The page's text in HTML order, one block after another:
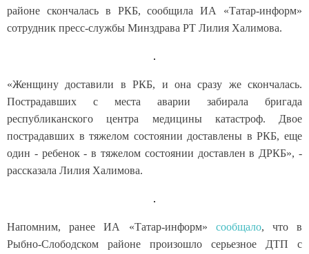
районе скончалась в РКБ, сообщила ИА «Татар-информ»
сотрудник пресс-службы Минздрава РТ Лилия Халимова.
«Женщину доставили в РКБ, и она сразу же скончалась.
Пострадавших с места аварии забирала бригада
республиканского центра медицины катастроф. Двое
пострадавших в тяжелом состоянии доставлены в РКБ, еще
один - ребенок - в тяжелом состоянии доставлен в ДРКБ», -
рассказала Лилия Халимова.
Напомним, ранее ИА «Татар-информ» сообщало, что в
Рыбно-Слободском районе произошло серьезное ДТП с